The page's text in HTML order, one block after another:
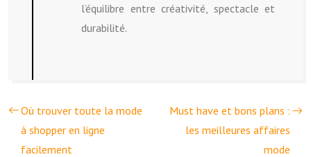
l’équilibre entre créativité, spectacle et
durabilité.
Où trouver toute la mode
à shopper en ligne
facilement
Must have et bons plans :
les meilleures affaires
mode